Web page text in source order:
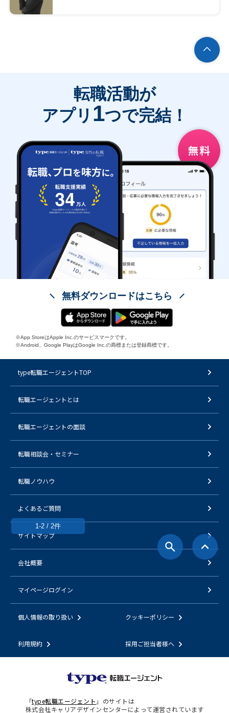
1-2 / 2件
転職活動が
アプリ 1つで完結！
無料ダウンロードはこちら
※App StoreはApple Inc.のサービスマークです。
※Android、Google PlayはGoogle Inc.の商標または登録商標です。
type転職エージェントTOP
転職エージェントとは
転職エージェントの面談
転職相談会・セミナー
転職ノウハウ
よくあるご質問
サイトマップ
会社概要
マイページログイン
個人情報の取り扱い クッキーポリシー
利用規約 採用ご担当者様へ
「type転職エージェント 」のサイトは
株式会社キャリアデザインセンターによって運営されています